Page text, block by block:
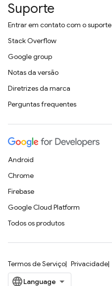
Suporte
Entrar em contato com o suporte
Stack Overflow
Google group
Notas da versão
Diretrizes da marca
Perguntas frequentes
Android
Chrome
Firebase
Google Cloud Platform
Todos os produtos
Termos de Serviço Privacidade